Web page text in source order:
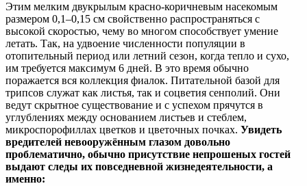
Этим мелким двукрылым красно-коричневым насекомым
размером 0,1–0,15 см свойственно распространяться с
высокой скоростью, чему во многом способствует умение
летать. Так, на удвоение численности популяции в
отопительный период или летний сезон, когда тепло и сухо,
им требуется максимум 6 дней. В это время обычно
поражается вся коллекция фиалок. Питательной базой для
трипсов служат как листья, так и соцветия сенполий. Они
ведут скрытное существование и с успехом прячутся в
углублениях между основанием листьев и стеблем,
микроспорофиллах цветков и цветочных почках. Увидеть
вредителей невооружённым глазом довольно
проблематично, обычно присутствие непрошеных гостей
выдают следы их повседневной жизнедеятельности, а
именно: